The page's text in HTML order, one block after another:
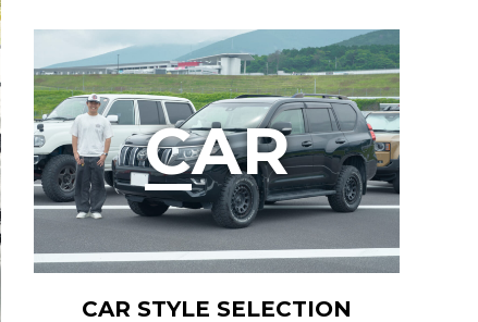
CAR STYLE SELECTION
CAR